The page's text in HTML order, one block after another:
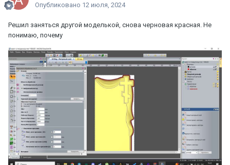
Опубликовано 12 июля, 2024
Решил заняться другой моделькой, снова черновая красная. Не
понимаю, почему